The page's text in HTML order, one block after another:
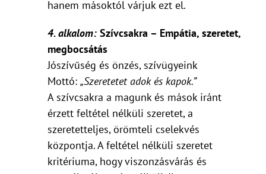
hanem másoktól várjuk ezt el.
4. alkalom:Szívcsakra – Empátia, szeretet,
megbocsátás
Jószívűség és önzés, szívügyeink
Mottó: „Szeretetet adok és kapok.”
A szívcsakra a magunk és mások iránt
érzett feltétel nélküli szeretet, a
szeretetteljes, örömteli cselekvés
központja. A feltétel nélküli szeretet
kritériuma, hogy viszonzásvárás és